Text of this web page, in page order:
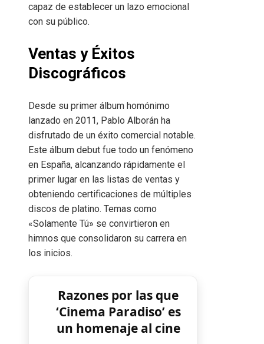
capaz de establecer un lazo emocional
con su público.
Ventas y Éxitos
Discográficos
Desde su primer álbum homónimo
lanzado en 2011, Pablo Alborán ha
disfrutado de un éxito comercial notable.
Este álbum debut fue todo un fenómeno
en España, alcanzando rápidamente el
primer lugar en las listas de ventas y
obteniendo certificaciones de múltiples
discos de platino. Temas como
«Solamente Tú» se convirtieron en
himnos que consolidaron su carrera en
los inicios.
Razones por las que
‘Cinema Paradiso’ es
un homenaje al cine